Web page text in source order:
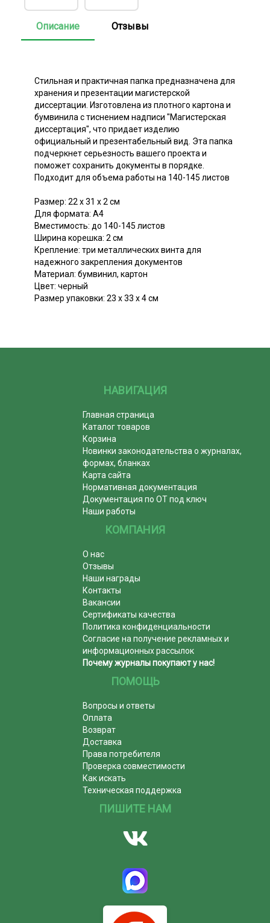
Описание Отзывы
Стильная и практичная папка предназначена для
хранения и презентации магистерской
диссертации. Изготовлена из плотного картона и
бумвинила с тиснением надписи "Магистерская
диссертация", что придает изделию
официальный и презентабельный вид. Эта папка
подчеркнет серьезность вашего проекта и
поможет сохранить документы в порядке.
Подходит для объема работы на 140-145 листов
Размер: 22 х 31 х 2 см
Для формата: А4
Вместимость: до 140-145 листов
Ширина корешка: 2 см
Крепление: три металлических винта для
надежного закрепления документов
Материал: бумвинил, картон
Цвет: черный
Размер упаковки: 23 х 33 х 4 см
НАВИГАЦИЯ
Главная страница
Каталог товаров
Корзина
Новинки законодательства о журналах,
формах, бланках
Карта сайта
Нормативная документация
Документация по ОТ под ключ
Наши работы
КОМПАНИЯ
О нас
Отзывы
Наши награды
Контакты
Вакансии
Сертификаты качества
Политика конфиденциальности
Согласие на получение рекламных и
информационных рассылок
Почему журналы покупают у нас!
ПОМОЩЬ
Вопросы и ответы
Оплата
Возврат
Доставка
Права потребителя
Проверка совместимости
Как искать
Техническая поддержка
ПИШИТЕ НАМ